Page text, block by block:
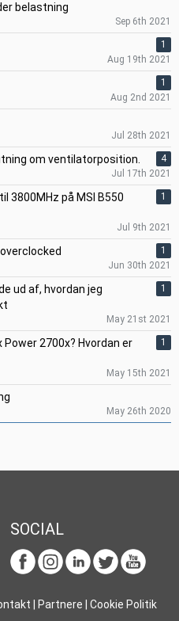
belastning
Sep 6th 2021
1
Aug 19th 2021
1
Aug 2nd 2021
Jul 28th 2021
om ventilatorposition.
4
Jul 17th 2021
3800MHz på MSI B550
1
Jul 9th 2021
1
Jun 30th 2021
ud af, hvordan jeg
1
May 21st 2021
Power 2700x? Hvordan er
1
May 15th 2021
May 26th 2020
SOCIAL
Partnere Cookie Politik